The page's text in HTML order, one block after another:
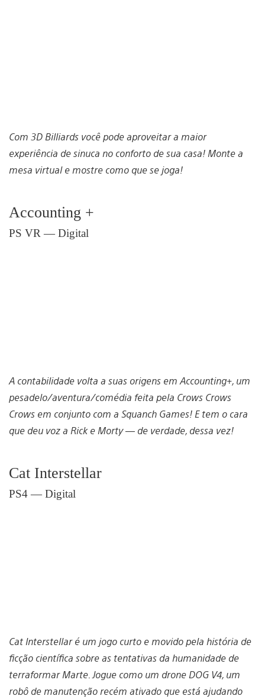
Com 3D Billiards você pode aproveitar a maior
experiência de sinuca no conforto de sua casa! Monte a
mesa virtual e mostre como que se joga!
Accounting +
PS VR — Digital
A contabilidade volta a suas origens em Accounting+, um
pesadelo/aventura/comédia feita pela Crows Crows
Crows em conjunto com a Squanch Games! E tem o cara
que deu voz a Rick e Morty — de verdade, dessa vez!
Cat Interstellar
PS4 — Digital
Cat Interstellar é um jogo curto e movido pela história de
ficção científica sobre as tentativas da humanidade de
terraformar Marte. Jogue como um drone DOG V4, um
robô de manutenção recém ativado que está ajudando